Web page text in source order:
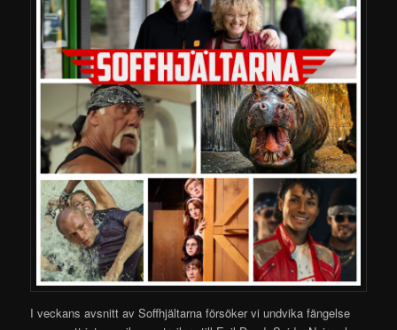
I veckans avsnitt av Soffhjältarna försöker vi undvika fängelse